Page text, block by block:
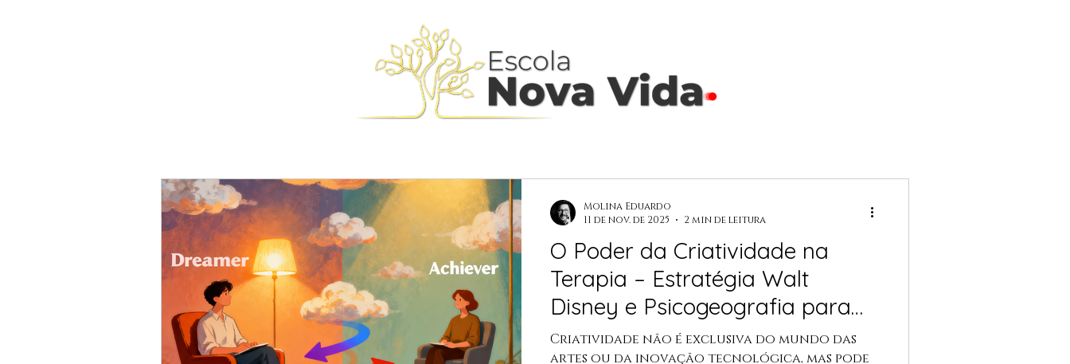
O Poder da Criatividade na
Terapia – Estratégia Walt
Disney e Psicogeografia para
Transformação Emocional
Criatividade não é exclusiva do mundo das
artes ou da inovação tecnológica, mas pode
Molina Eduardo
11 de nov. de 2025
2 min de leitura